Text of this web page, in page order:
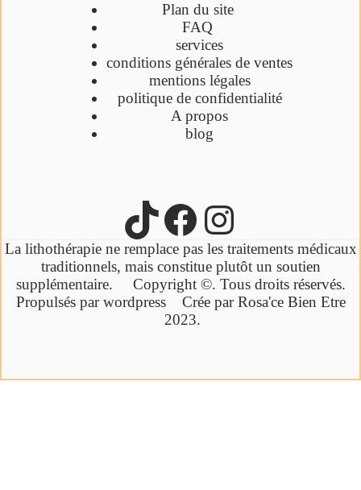
Plan du site
FAQ
services
conditions générales de ventes
mentions légales
politique de confidentialité
A propos
blog
La lithothérapie ne remplace pas les traitements médicaux
traditionnels, mais constitue plutôt un soutien
supplémentaire. Copyright ©. Tous droits réservés.
Propulsés par wordpress Crée par Rosa'ce Bien Etre
2023.